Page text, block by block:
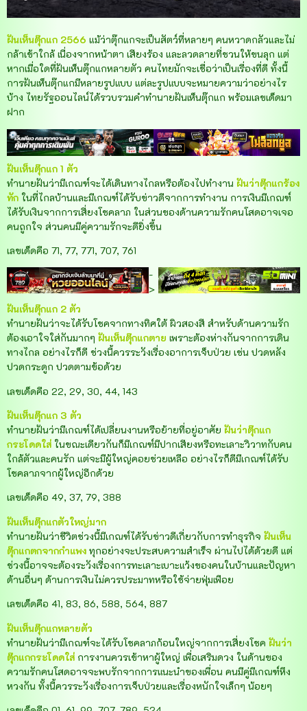
ฝันเห็นตุ๊กแก 2566 แม้ว่าตุ๊กแกจะเป็นสัตว์ที่หลายๆ คนหวาดกลัวและไม่
กล้าเข้าใกล้ เนื่องจากหน้าตา เสียงร้อง และลวดลายที่ชวนให้ขนลุก แต่
หากเมื่อใดที่ฝันเห็นตุ๊กแกหลายตัว คนไทยมักจะเชื่อว่าเป็นเรื่องที่ดี ทั้งนี้
การฝันเห็นตุ๊กแกมีหลายรูปแบบ แต่ละรูปแบบจะหมายความว่าอย่างไร
บ้าง ไทยรัฐออนไลน์ได้รวบรวมคำทำนายฝันเห็นตุ๊กแก พร้อมเลขเด็ดมา
ฝาก
ฝันเห็นตุ๊กแก 1 ตัว
ทำนายฝันว่ามีเกณฑ์จะได้เดินทางไกลหรือต้องไปทำงาน ฝันว่าตุ๊กแกร้อง
ทัก ในที่ไกลบ้านและมีเกณฑ์ได้รับข่าวดีจากการทำงาน การเงินมีเกณฑ์
ได้รับเงินจากการเสี่ยงโชคลาภ ในส่วนของด้านความรักคนโสดอาจเจอ
คนถูกใจ ส่วนคนมีคู่ความรักจะดียิ่งขึ้น
เลขเด็ดคือ 71, 77, 771, 707, 761
-
>
ฝันเห็นตุ๊กแก 2 ตัว
ทำนายฝันว่าจะได้รับโชคจากทางทิศใต้ ผิวสองสี สำหรับด้านความรัก
ต้องเอาใจใส่กันมากๆ ฝันเห็นตุ๊กแกตาย เพราะต้องห่างกันจากการเดิน
ทางไกล อย่างไรก็ดี ช่วงนี้ควรระวังเรื่องอาการเจ็บป่วย เช่น ปวดหลัง
ปวดกระดูก ปวดตามข้อด้วย
เลขเด็ดคือ 22, 29, 30, 44, 143
ฝันเห็นตุ๊กแก 3 ตัว
ทำนายฝันว่ามีเกณฑ์ได้เปลี่ยนงานหรือย้ายที่อยู่อาศัย ฝันว่าตุ๊กแก
กระโดดใส่ ในขณะเดียวกันก็มีเกณฑ์มีปากเสียงหรือทะเลาะวิวาทกับคน
ใกล้ตัวและคนรัก แต่จะมีผู้ใหญ่คอยช่วยเหลือ อย่างไรก็ดีมีเกณฑ์ได้รับ
โชคลาภจากผู้ใหญ่อีกด้วย
เลขเด็ดคือ 49, 37, 79, 388
ฝันเห็นตุ๊กแกตัวใหญ่มาก
ทำนายฝันว่าชีวิตช่วงนี้มีเกณฑ์ได้รับข่าวดีเกี่ยวกับการทำธุรกิจ ฝันเห็น
ตุ๊กแกตกจากกำแพง ทุกอย่างจะประสบความสำเร็จ ผ่านไปได้ด้วยดี แต่
ช่วงนี้อาจจะต้องระวังเรื่องการทะเลาะเบาะแว้งของคนในบ้านและปัญหา
ด้านอื่นๆ ด้านการเงินไม่ควรประมาทหรือใช้จ่ายฟุ่มเฟือย
เลขเด็ดคือ 41, 83, 86, 588, 564, 887
ฝันเห็นตุ๊กแกหลายตัว
ทำนายฝันว่ามีเกณฑ์จะได้รับโชคลาภก้อนใหญ่จากการเสี่ยงโชค ฝันว่า
ตุ๊กแกกระโดดใส่ การงานควรเข้าหาผู้ใหญ่ เพื่อเสริมดวง ในด้านของ
ความรักคนโสดอาจจะพบรักจากการแนะนำของเพื่อน คนมีคู่มีเกณฑ์หึง
หวงกัน ทั้งนี้ควรระวังเรื่องการเจ็บป่วยและเรื่องหนักใจเล็กๆ น้อยๆ